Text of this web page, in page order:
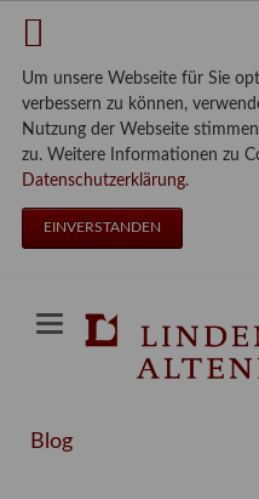
Um unsere Webseite für Sie
verbessern zu können,
Nutzung der Webseite
zu. Weitere Informationen zu
Datenschutzerklärung.
EINVERSTANDEN
Blog